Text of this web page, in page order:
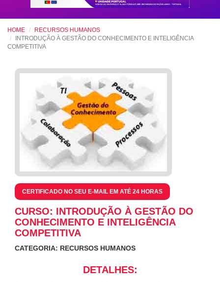
HOME
RECURSOS HUMANOS
INTRODUÇÃO À GESTÃO DO CONHECIMENTO E INTELIGÊNCIA
COMPETITIVA
CERTIFICADO NO SEU E-MAIL EM ATÉ 24 HORAS
CURSO: INTRODUÇÃO À GESTÃO DO
CONHECIMENTO E INTELIGÊNCIA
COMPETITIVA
CATEGORIA: RECURSOS HUMANOS
DETALHES: